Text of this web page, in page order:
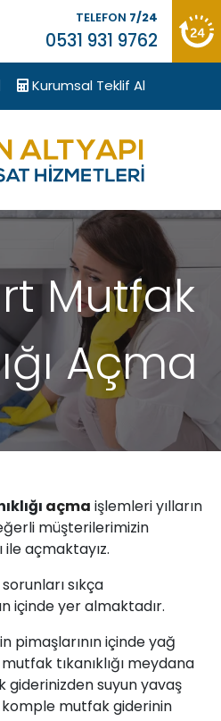
Kurumsal Teklif Al
TELEFON 7/24
0531 931 9762
Mutfak
Açma
açma işlemleri yılların
müşterilerimizin
ile açmaktayız.
sorunları sıkça
içinde yer almaktadır.
pimaşlarının içinde yağ
tıkanıklığı meydana
suyun yavaş
komple mutfak giderinin